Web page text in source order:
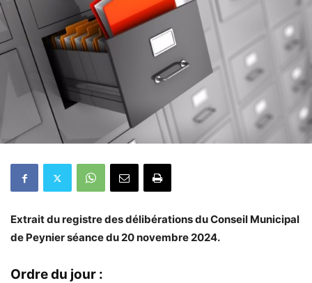
Extrait du registre des délibérations du Conseil Municipal
de Peynier séance du 20 novembre 2024.
Ordre du jour :